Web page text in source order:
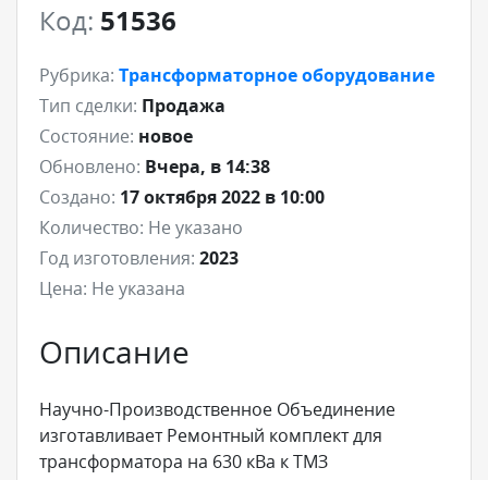
Код: 51536
Рубрика: Трансформаторное оборудование
Тип сделки: Продажа
Состояние: новое
Обновлено: Вчера, в 14:38
Создано: 17 октября 2022 в 10:00
Количество: Не указано
Год изготовления: 2023
Цена: Не указана
Описание
Научно-Производственное Объединение
изготавливает Ремонтный комплект для
трансформатора на 630 кВа к ТМЗ